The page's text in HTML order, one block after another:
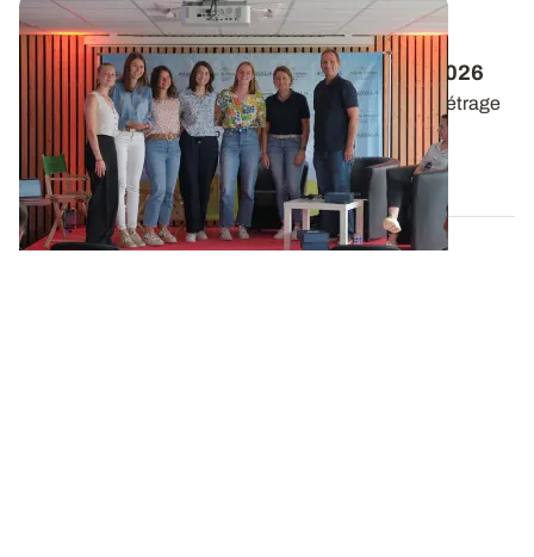
Festival du court-métrage agricole : les
inscriptions sont ouvertes pour l’édition 2026
C’est le moment de s’inscrire au festival du court-métrage
technique agricole « Clap de...
27 OCT. 2025